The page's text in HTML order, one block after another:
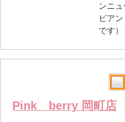
ンニ
ビア
です）
Pink berry 岡町店
比
る